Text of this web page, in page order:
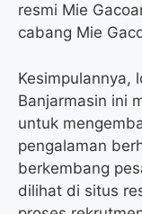
resmi Mie
cabang Mie
Kesimpulannya,
Banjarmasin ini
untuk
pengalaman
berkembang
dilihat di situs